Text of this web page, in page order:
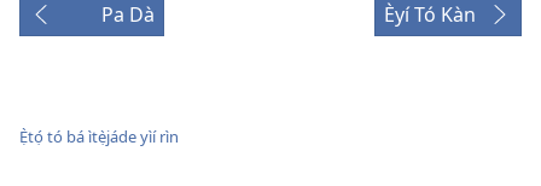
Pa Dà Èyí Tó Kàn
Ẹ̀tọ́ tó bá ìtẹ̀jáde yìí rìn